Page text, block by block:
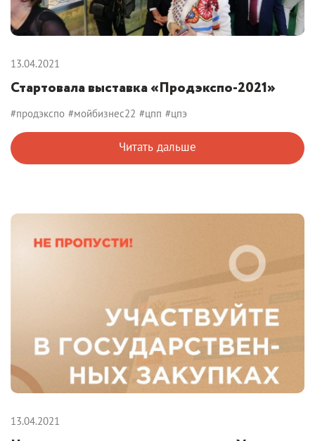
13.04.2021
Стартовала выставка «Продэкспо-2021»
#продэкспо #мойбизнес22 #цпп #цпэ
Читать дальше
13.04.2021